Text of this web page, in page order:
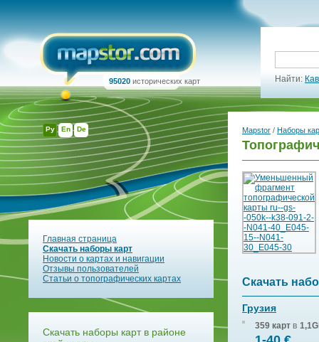
Ру En De
95020 исторических карт Найти:
Главная страница
Скачать наборы карт
Новости о картах и навигации
Отзывы пользователей
Статьи о топографических картах
Скачать наборы карт в районе
Mapstor / Наборы
Скачать
Грузия
359 карт в